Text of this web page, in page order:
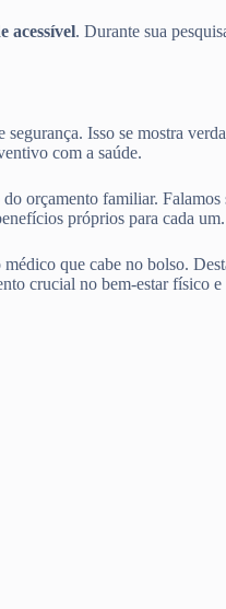
acessível. Durante sua
Isso se mostra
com a saúde.
do orçamento familiar.
próprios para cada um.
que cabe no bolso.
crucial no bem-estar físico